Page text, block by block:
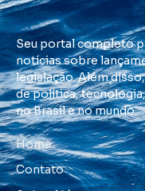
Seu portal completo
notícias sobre
legislação. Além
de política,
no Brasil e no mundo.
Home
Contato